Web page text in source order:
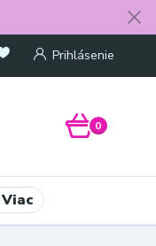
Prihlásenie
0
Viac